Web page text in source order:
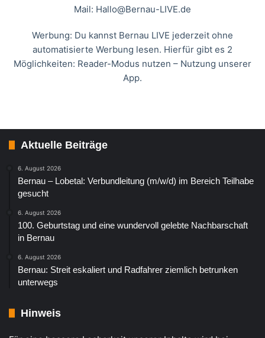
Mail: Hallo@Bernau-LIVE.de
Werbung: Du kannst Bernau LIVE jederzeit ohne
automatisierte Werbung lesen. Hierfür gibt es 2
Möglichkeiten: Reader-Modus nutzen – Nutzung unserer
App.
Aktuelle Beiträge
6. August 2026
Bernau – Lobetal: Verbundleitung (m/w/d) im Bereich Teilhabe
gesucht
6. August 2026
100. Geburtstag und eine wundervoll gelebte Nachbarschaft
in Bernau
6. August 2026
Bernau: Streit eskaliert und Radfahrer ziemlich betrunken
unterwegs
Hinweis